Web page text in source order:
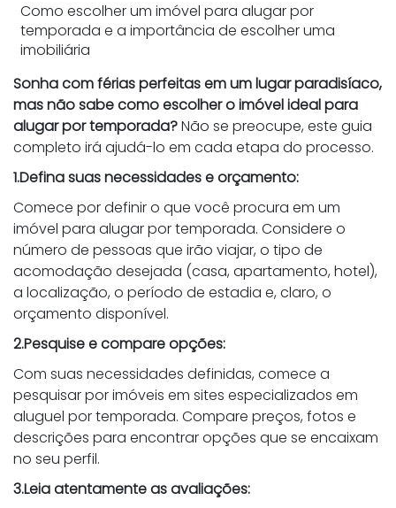
Como escolher um imóvel para alugar por
temporada e a importância de escolher uma
imobiliária
Sonha com férias perfeitas em um lugar paradisíaco,
mas não sabe como escolher o imóvel ideal para
alugar por temporada?Não se preocupe, este guia
completo irá ajudá-lo em cada etapa do processo.
1.Defina suas necessidades e orçamento:
Comece por definir o que você procura em um
imóvel para alugar por temporada. Considere o
número de pessoas que irão viajar, o tipo de
acomodação desejada (casa, apartamento, hotel),
a localização, o período de estadia e, claro, o
orçamento disponível.
2.Pesquise e compare opções:
Com suas necessidades definidas, comece a
pesquisar por imóveis em sites especializados em
aluguel por temporada. Compare preços, fotos e
descrições para encontrar opções que se encaixam
no seu perfil.
3.Leia atentamente as avaliações: